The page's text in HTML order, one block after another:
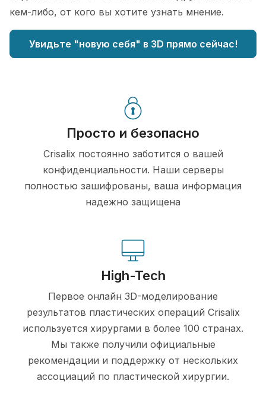
кем-либо, от кого вы хотите узнать мнение.
Увидьте "новую себя" в 3D прямо сейчас!
Просто и безопасно
Crisalix постоянно заботится о вашей
конфиденциальности. Наши серверы
полностью зашифрованы, ваша информация
надежно защищена
High-Tech
Первое онлайн 3D-моделирование
результатов пластических операций Crisalix
используется хирургами в более 100 странах.
Мы также получили официальные
рекомендации и поддержку от нескольких
ассоциаций по пластической хирургии.